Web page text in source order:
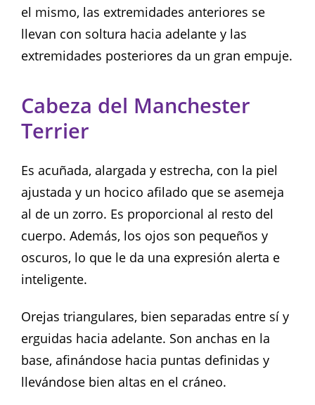
el mismo, las extremidades anteriores se
llevan con soltura hacia adelante y las
extremidades posteriores da un gran empuje.
Cabeza del Manchester
Terrier
Es acuñada, alargada y estrecha, con la piel
ajustada y un hocico afilado que se asemeja
al de un zorro. Es proporcional al resto del
cuerpo. Además, los ojos son pequeños y
oscuros, lo que le da una expresión alerta e
inteligente.
Orejas triangulares, bien separadas entre sí y
erguidas hacia adelante. Son anchas en la
base, afinándose hacia puntas definidas y
llevándose bien altas en el cráneo.